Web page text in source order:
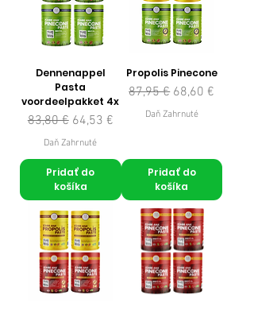
Dennenappel
Pasta
voordeelpakket 4x
Normálna cena
83,80 € Zľavnená cena
64,53 €
Daň Zahrnuté
Pridať do
košíka
Propolis Pinecone
Normálna cena
87,95 € Zľavnená cena
68,60 €
Daň Zahrnuté
Pridať do
košíka